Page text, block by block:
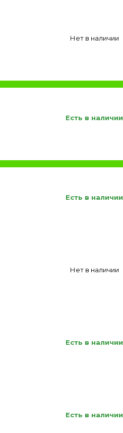
Нет в наличии
Есть в наличии
Есть в наличии
Нет в наличии
Есть в наличии
Есть в наличии